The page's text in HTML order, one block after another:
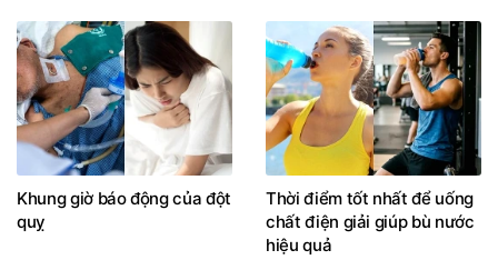
Khung giờ báo động của đột
quỵ
Thời điểm tốt nhất để uống
chất điện giải giúp bù nước
hiệu quả